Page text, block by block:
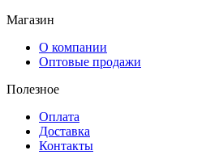
Магазин
О компании
Оптовые продажи
Полезное
Оплата
Доставка
Контакты